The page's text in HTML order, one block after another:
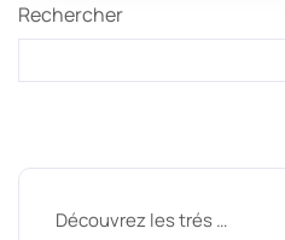
Rechercher
Découvrez les trés …